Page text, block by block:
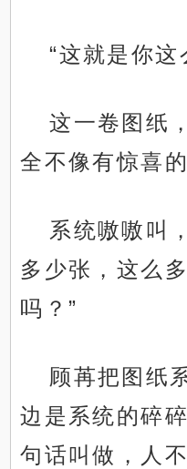
“这就是你这
这一卷图纸
全不像有惊喜的
系统嗷嗷叫
多少张，这么
吗？”
顾苒把图纸
边是系统的碎
句话叫做，人